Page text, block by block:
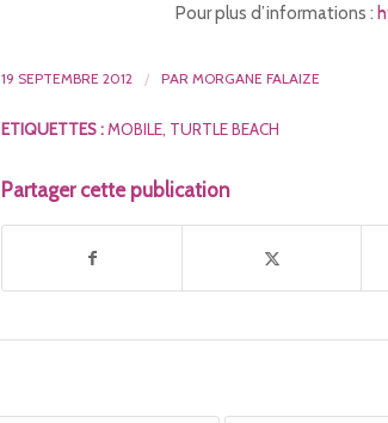
Pour plus d’informations :
19 SEPTEMBRE 2012 / PAR MORGANE FALAIZE
ETIQUETTES :MOBILE, TURTLE BEACH
Partager cette publication